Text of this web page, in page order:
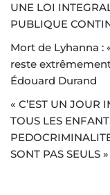
UNE LOI
PUBLIQUE
Mort de Lyhanna :
reste
Édouard Durand
« C’EST UN JOUR
TOUS LES
SONT PAS SEULS »